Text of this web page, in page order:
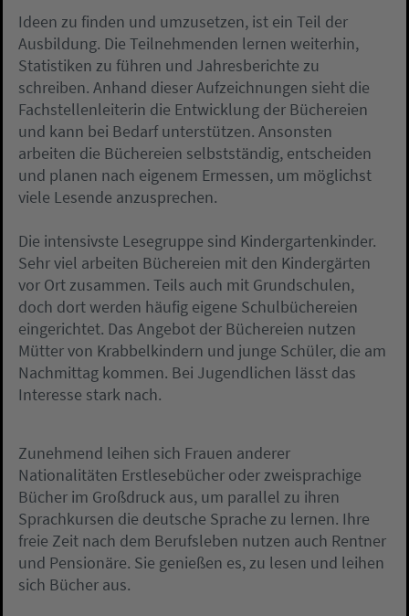
Ideen zu finden und umzusetzen, ist ein Teil der
Ausbildung. Die Teilnehmenden lernen weiterhin,
Statistiken zu führen und Jahresberichte zu
schreiben. Anhand dieser Aufzeichnungen sieht die
Fachstellenleiterin die Entwicklung der Büchereien
und kann bei Bedarf unterstützen. Ansonsten
arbeiten die Büchereien selbstständig, entscheiden
und planen nach eigenem Ermessen, um möglichst
viele Lesende anzusprechen.
Die intensivste Lesegruppe sind Kindergartenkinder.
Sehr viel arbeiten Büchereien mit den Kindergärten
vor Ort zusammen. Teils auch mit Grundschulen,
doch dort werden häufig eigene Schulbüchereien
eingerichtet. Das Angebot der Büchereien nutzen
Mütter von Krabbelkindern und junge Schüler, die am
Nachmittag kommen. Bei Jugendlichen lässt das
Interesse stark nach.
Zunehmend leihen sich Frauen anderer
Nationalitäten Erstlesebücher oder zweisprachige
Bücher im Großdruck aus, um parallel zu ihren
Sprachkursen die deutsche Sprache zu lernen. Ihre
freie Zeit nach dem Berufsleben nutzen auch Rentner
und Pensionäre. Sie genießen es, zu lesen und leihen
sich Bücher aus.